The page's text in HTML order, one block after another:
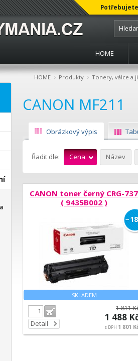
HOME
HOME › Produkty › Tonery, válce a
CANON MF211
Obrázkový výpis
Řadit dle: Cena Název
CANON toner černý CRG-737
( 9435B002 )
SKLADEM
−18
Detail
1 811
1 488
s DPH 1 801